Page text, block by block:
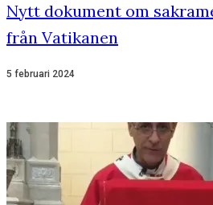
Nytt dokument om
från Vatikanen
5 februari 2024